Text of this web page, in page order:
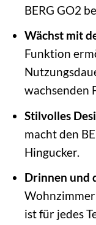
BERG GO2
Wächst mit
Funktion
wachsenden
Stilvolles
macht den
Hingucker.
Drinnen und
Wohnzimmer
ist für jedes